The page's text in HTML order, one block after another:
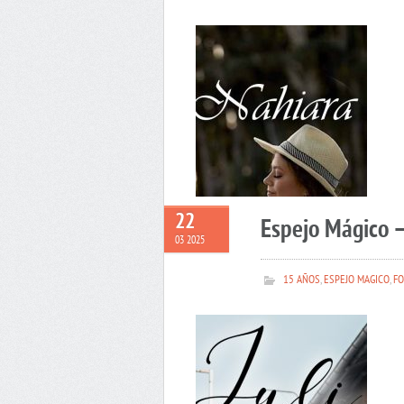
22
03 2025 Espejo Mágico
15 AÑOS,ESPEJO MAGICO,